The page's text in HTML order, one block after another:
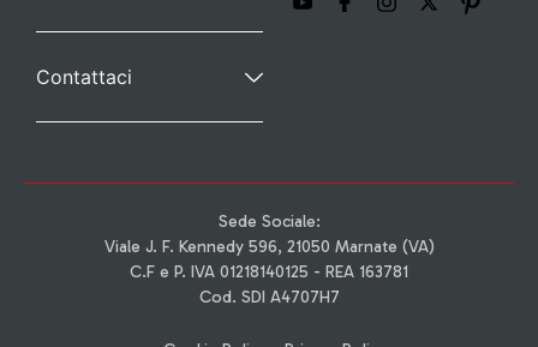
Contattaci
Sede Sociale:
Viale J. F. Kennedy 596, 21050 Marnate (VA)
C.F e P. IVA 01218140125 - REA 163781
Cod. SDI A4707H7